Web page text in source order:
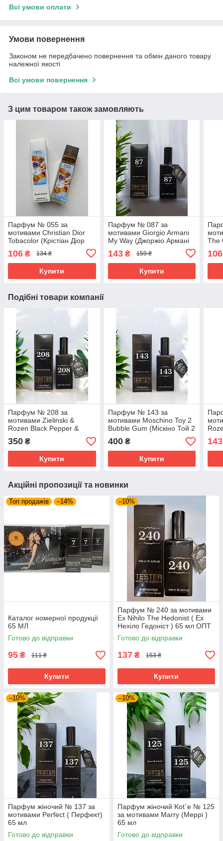
Всі умови оплати
Умови повернення
Законом не передбачено повернення та обмін даного товару
належної якості
Всі умови повернення
З цим товаром також замовляють
Парфум № 055 за
мотивами Christian Dior
Tobacolor (Крістіан Діор
106 ₴ 134 ₴
Купити
Парфум № 087 за
мотивами Giorgio Armani
My Way (Джоржіо Армані
143₴ 159 ₴
Купити
The
ОПТ
106
Подібні товари компанії
Парфум № 208 за
мотивами Zielinski &
Rozen Black Pepper &
Amber, Neroli (Зелінскі та
Розен Блек Пеппер,
Амбер, Неролі) 65 мл
350 ₴
Купити
Парфум № 143 за
мотивами Moschino Toy 2
Bubble Gum (Міскіно Той 2
400₴
Купити
143
Акційні пропозиції та новинки
Топ продажів –14%
Каталог номерної продукції
65 МЛ
Готово до відправки
95 ₴ 111 ₴
Купити
–10%
Парфум № 240 за мотивами
Ex Nihilo The Hedonist ( Ех
Нехіло Гедоніст ) 65 мл ОПТ
Готово до відправки
137 ₴ 153 ₴
Купити
–10%
Парфум жіночий № 137 за
мотивами Perfect ( Перфект)
65 мл
Готово до відправки
–10%
Парфум жіночий Kot`e № 125
за мотивами Marry (Меррі )
65 мл
Готово до відправки